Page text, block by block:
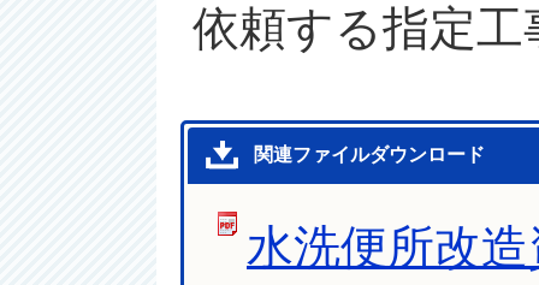
依頼する指定
関連ファイルダウンロード
水洗便所改